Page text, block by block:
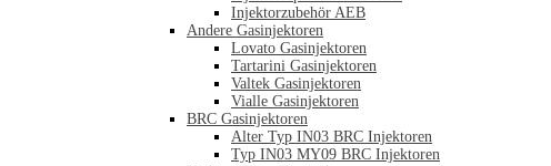
Injektorzubehör AEB
Andere Gasinjektoren
Lovato Gasinjektoren
Tartarini Gasinjektoren
Valtek Gasinjektoren
Vialle Gasinjektoren
BRC Gasinjektoren
Alter Typ IN03 BRC Injektoren
Typ IN03 MY09 BRC Injektoren